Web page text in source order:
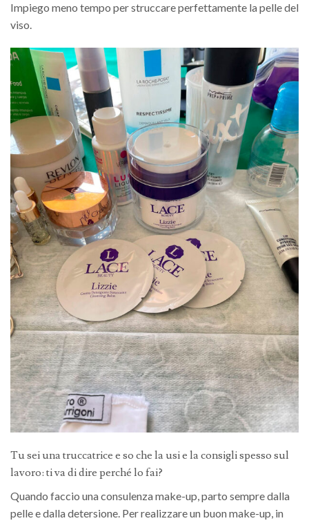
Impiego meno tempo per struccare perfettamente la pelle del
viso.
Tu sei una truccatrice e so che la usi e la consigli spesso sul
lavoro: ti va di dire perché lo fai?
Quando faccio una consulenza make-up, parto sempre dalla
pelle e dalla detersione. Per realizzare un buon make-up, in